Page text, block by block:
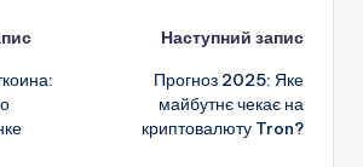
Наступний запис
Прогноз 2025: Яке
майбутнє чекає на
криптовалюту Tron?